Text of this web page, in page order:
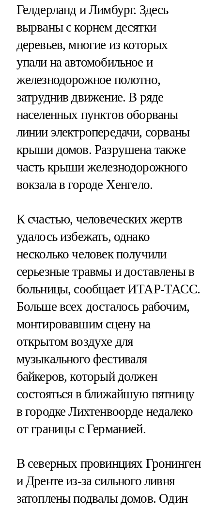
Гелдерланд и Лимбург. Здесь
вырваны с корнем десятки
деревьев, многие из которых
упали на автомобильное и
железнодорожное полотно,
затруднив движение. В ряде
населенных пунктов оборваны
линии электропередачи, сорваны
крыши домов. Разрушена также
часть крыши железнодорожного
вокзала в городе Хенгело.
К счастью, человеческих жертв
удалось избежать, однако
несколько человек получили
серьезные травмы и доставлены в
больницы, сообщает ИТАР-ТАСС.
Больше всех досталось рабочим,
монтировавшим сцену на
открытом воздухе для
музыкального фестиваля
байкеров, который должен
состояться в ближайшую пятницу
в городке Лихтенвоорде недалеко
от границы с Германией.
В северных провинциях Гронинген
и Дренте из-за сильного ливня
затоплены подвалы домов. Один